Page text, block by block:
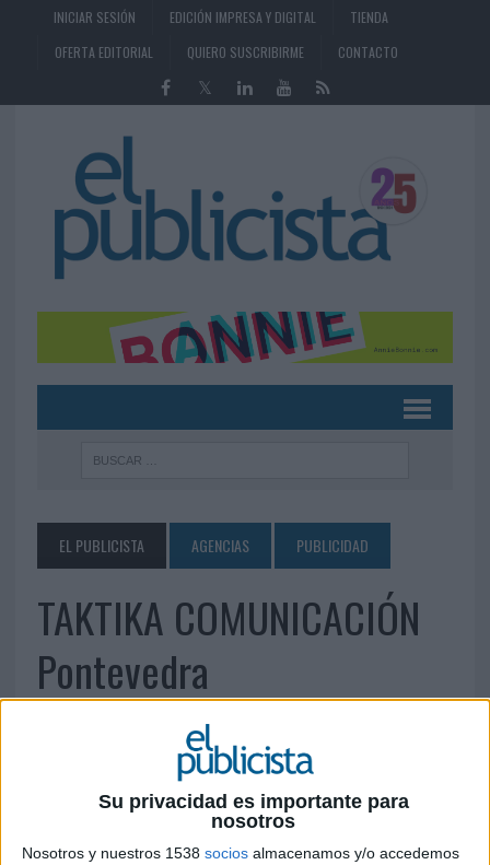
Su privacidad es importante para
nosotros
Nosotros y nuestros 1538 socios almacenamos y/o accedemos
INICIAR SESIÓN EDICIÓN IMPRESA Y DIGITAL
TIENDA
OFERTA EDITORIAL
QUIERO SUSCRIBIRME CONTACTO
EL PUBLICISTA AGENCIAS PUBLICIDAD
TAKTIKA COMUNICACIÓN
Pontevedra
Travesia de Vigo, 63 Portal A, 9ºC 36206 Vigo
(Pontevedra) Teléfono: 986 26 15 42
cuentas@taktika.eswww.taktika.es